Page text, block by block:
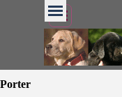
Porter